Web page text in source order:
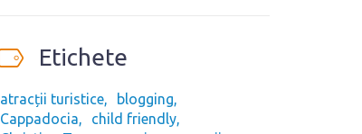
Etichete
atracții turistice
blogging
Cappadocia
child friendly